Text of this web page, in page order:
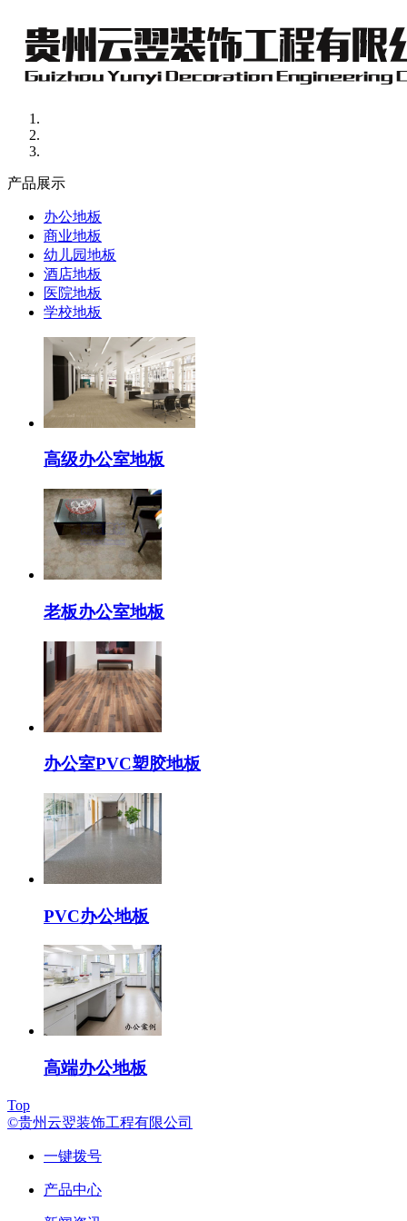
产品展示
办公地板
商业地板
幼儿园地板
酒店地板
医院地板
学校地板
高级办公室地板
老板办公室地板
办公室PVC塑胶地板
PVC办公地板
高端办公地板
Top
©贵州云翌装饰工程有限公司
一键拨号
产品中心